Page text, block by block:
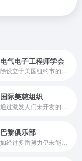
电气电子工程师学会
国际美慈组织
巴黎俱乐部